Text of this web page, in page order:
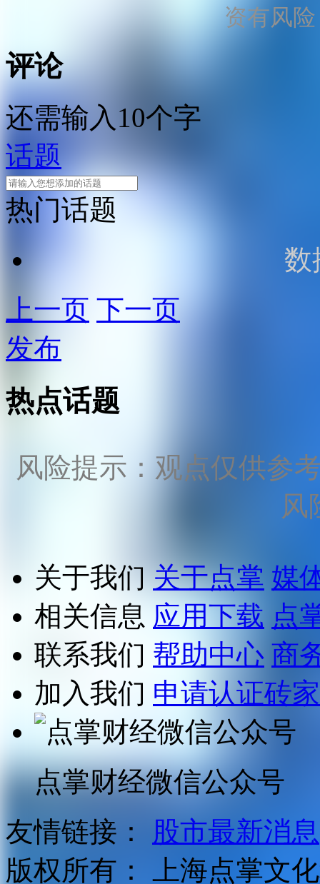
资有风
评论
还需输入10个字
话题
热门话题
数
上一页 下一页
发布
热点话题
风险提示：观点仅供参
风
关于我们 关于点掌 媒
相关信息 应用下载 点
联系我们 帮助中心 商
加入我们 申请认证砖家
点掌财经微信公众号
友情链接：
股市最新消息
版权所有：
上海点掌文